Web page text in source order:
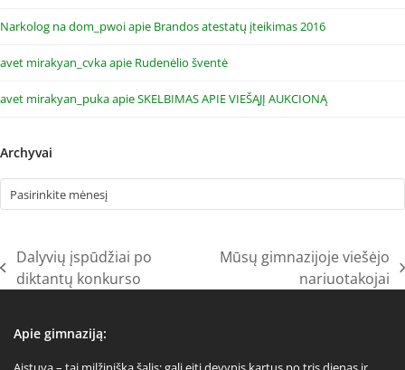
Narkolog na dom_pwoiapie Brandos atestatų įteikimas 2016
avet mirakyan_cvkaapie Rudenėlio šventė
avet mirakyan_pukaapieSKELBIMAS APIE VIEŠĄJĮ AUKCIONĄ
Archyvai
previous
Dalyvių įspūdžiai po
diktantų konkurso
Mūsų gimnazijoje viešėjo
nariuotakojai
Apie gimnaziją: